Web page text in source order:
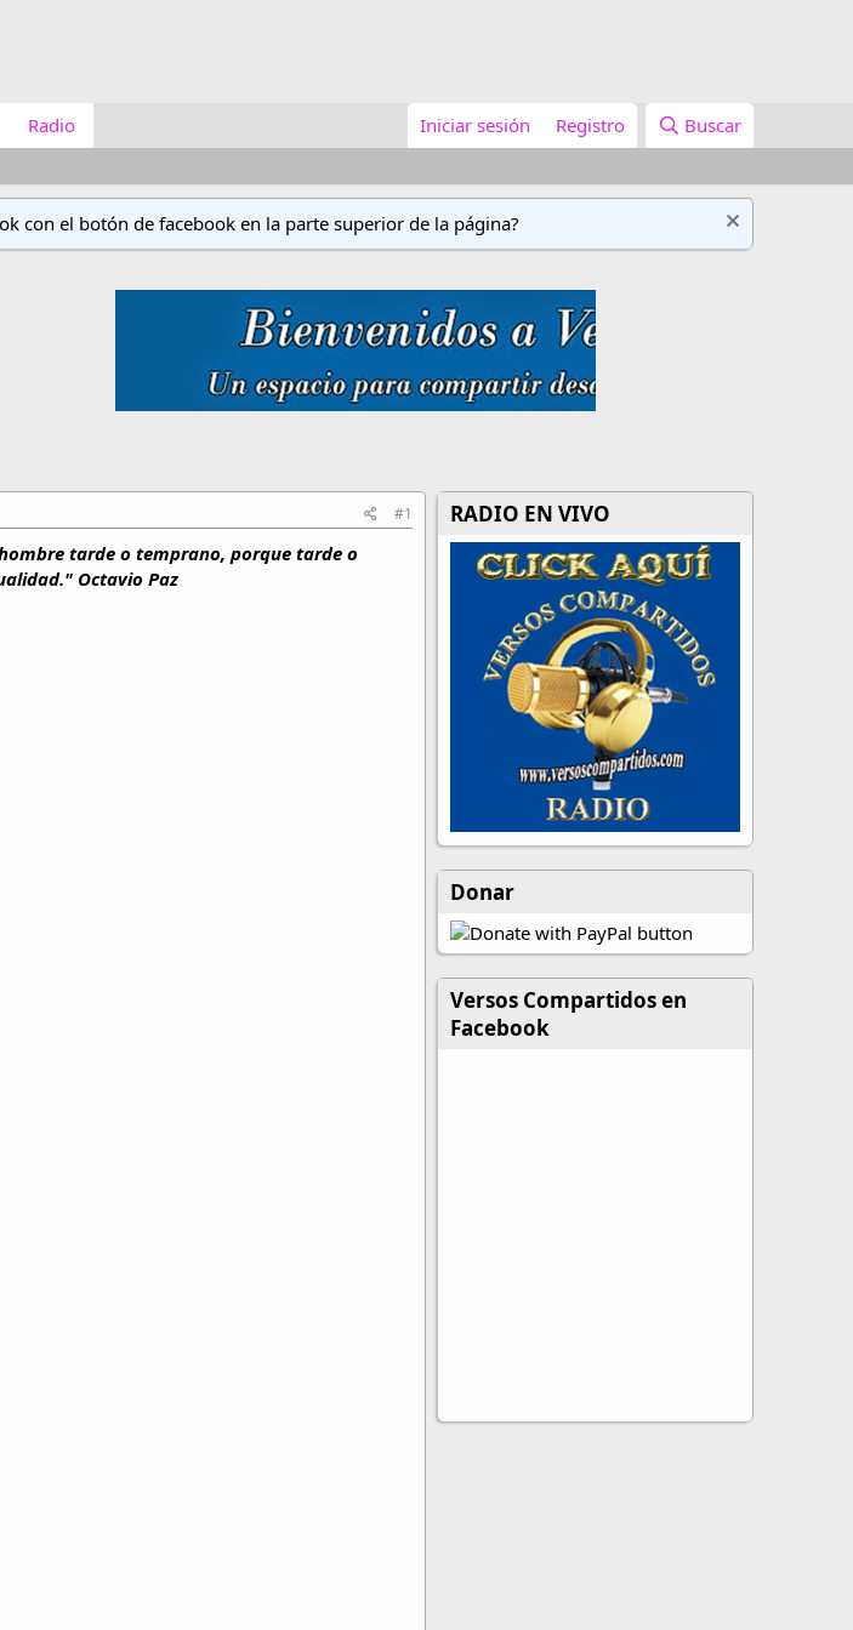
Radio Iniciar sesión Registro Buscar
con el botón de facebook en la parte superior de la página?
#1
tarde o temprano, porque tarde o
Octavio Paz
RADIO EN VIVO
Donar
Versos Compartidos en
Facebook